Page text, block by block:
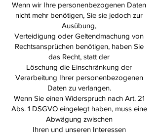
Wenn wir Ihre personenbezogenen Daten
nicht mehr benötigen, Sie sie jedoch zur
Ausübung,
Verteidigung oder Geltendmachung von
Rechtsansprüchen benötigen, haben Sie
das Recht, statt der
Löschung die Einschränkung der
Verarbeitung Ihrer personenbezogenen
Daten zu verlangen.
Wenn Sie einen Widerspruch nach Art. 21
Abs. 1 DSGVO eingelegt haben, muss eine
Abwägung zwischen
Ihren und unseren Interessen